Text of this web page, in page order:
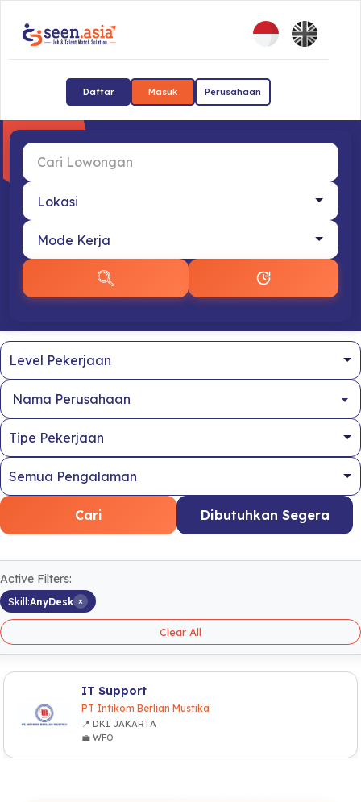
Daftar Masuk Perusahaan
Nama Perusahaan
Cari Dibutuhkan Segera
Active Filters:
Skill:AnyDesk ×
Clear All
IT Support
PT Intikom Berlian Mustika
📍 DKI JAKARTA
💼 WFO